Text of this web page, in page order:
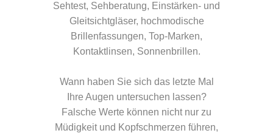
Sehtest, Sehberatung, Einstärken- und
Gleitsichtgläser, hochmodische
Brillenfassungen, Top-Marken,
Kontaktlinsen, Sonnenbrillen.
Wann haben Sie sich das letzte Mal
Ihre Augen untersuchen lassen?
Falsche Werte können nicht nur zu
Müdigkeit und Kopfschmerzen führen,